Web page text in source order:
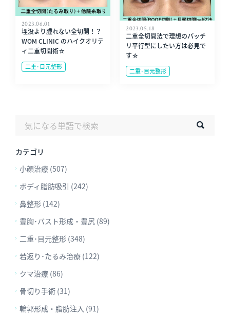
2023.06.01
埋没より腫れない全切開！？
WOM CLINIC のハイクオリテ
ィ二重切開術☆
二重･目元整形
2023.05.18
二重全切開法で理想のパッチ
リ平行型にしたい方は必見で
す☆
二重･目元整形
カテゴリ
小顔治療 (507)
ボディ脂肪吸引 (242)
鼻整形 (142)
豊胸･バスト形成・豊尻 (89)
二重･目元整形 (348)
若返り･たるみ治療 (122)
クマ治療 (86)
骨切り手術 (31)
輪郭形成・脂肪注入 (91)